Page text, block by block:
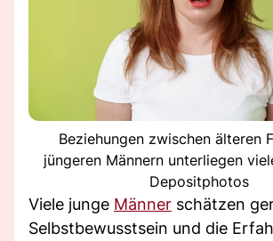
Beziehungen zwischen älteren
jüngeren Männern unterliegen
Depositphotos
Viele junge Männer schätzen
Selbstbewusstsein und die